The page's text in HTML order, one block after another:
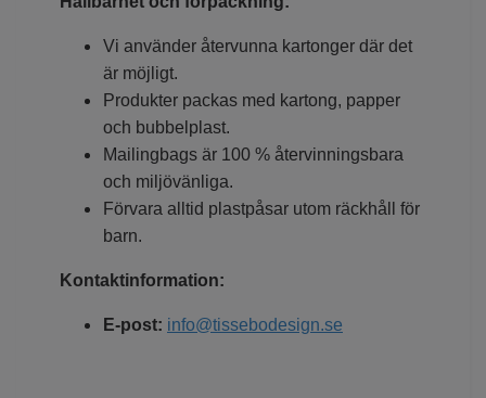
Vi använder återvunna kartonger där det
är möjligt.
Produkter packas med kartong, papper
och bubbelplast.
Mailingbags är 100 % återvinningsbara
och miljövänliga.
Förvara alltid plastpåsar utom räckhåll för
barn.
Kontaktinformation:
E-post: info@tissebodesign.se